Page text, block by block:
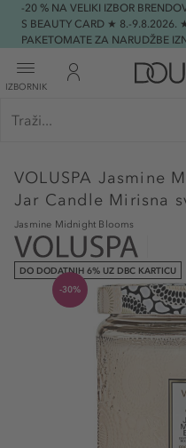
-20 % NA VELIKI IZBOR
S BEAUTY CARD ★ 8.-9.8.2026.
PAKETOMATE ZA NARUDŽBE
IZBORNIK
VOLUSPA Jasmine
Jar Candle Mirisna
Jasmine Midnight Blooms
DO DODATNIH 6% UZ DBC KARTICU
-30%